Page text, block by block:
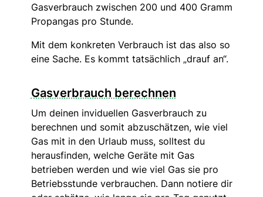
Gasverbrauch zwischen 200 und 400 Gramm
Propangas pro Stunde.
Mit dem konkreten Verbrauch ist das also so
eine Sache. Es kommt tatsächlich „drauf an“.
Gasverbrauch berechnen
Um deinen inviduellen Gasverbrauch zu
berechnen und somit abzuschätzen, wie viel
Gas mit in den Urlaub muss, solltest du
herausfinden, welche Geräte mit Gas
betrieben werden und wie viel Gas sie pro
Betriebsstunde verbrauchen. Dann notiere dir